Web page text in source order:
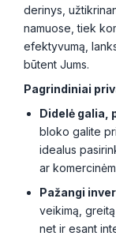
derinys,
namuose, tiek
efektyvumą,
būtent Jums.
Pagrindiniai
Didelė galia,
bloko galite
idealus
ar
Pažangi
veikimą,
net ir esant